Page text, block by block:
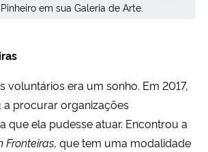
em sua Galeria de Arte.
voluntários era um sonho. Em 2017,
procurar organizações
que ela pudesse atuar. Encontrou a
Fronteiras, que tem uma modalidade